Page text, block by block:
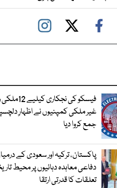
فیسکو کی نجکاری کیلیے
غیر ملکی کمپنیوں نے اظہارِ
جمع کروا دیا
پاکستان، ترکیہ اور سعودی کے
دفاعی معاہدہ دہائیوں پر محیط
تعلقات کا قدرتی ارتقا